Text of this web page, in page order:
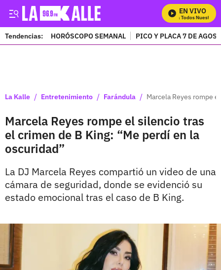
EN VIVO
Mira Todos Nuestros
Tendencias: HORÓSCOPO SEMANAL PICO Y PLACA 7 DE
La Kalle / Entretenimiento / Farándula / Marcela Reyes rompe
Marcela Reyes rompe el silencio tras
el crimen de B King: “Me perdí en la
oscuridad”
La DJ Marcela Reyes compartió un video de una
cámara de seguridad, donde se evidenció su
estado emocional tras el caso de B King.